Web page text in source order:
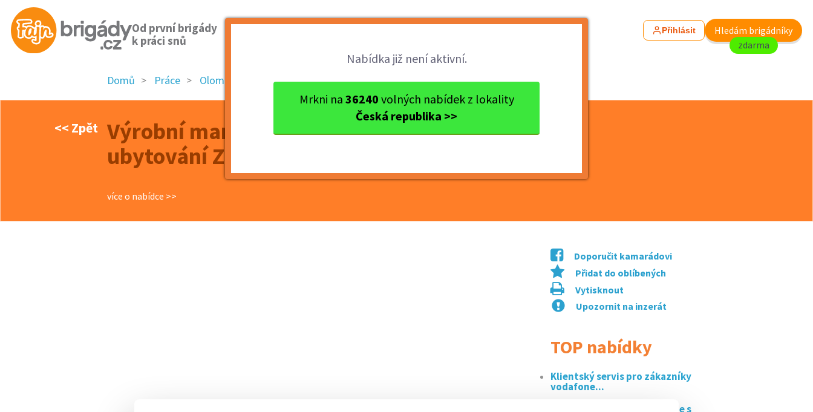
Od první brigády
k práci snů
Přihlásit
Hledám brigádníky
zdarma
Nabídka již není aktivní.
Mrkni na 36240 volných nabídek z lokality
Česká republika >>
Domů Práce Olomoucký kraj okres Olomouc Olomouc Výrobní manipulant, mzda až...
<< Zpět Výrobní manipulant, mzda až 39.000Kč,
ubytování ZDARMA (A704)
více o nabídce >>
Doporučit kamarádovi
Přidat do oblíbených
Vytisknout
Upozornit na inzerát
TOP nabídky
Klientský servis pro zákazníky
vodafone...
Vyhrazeno pro ozp: doučujte s